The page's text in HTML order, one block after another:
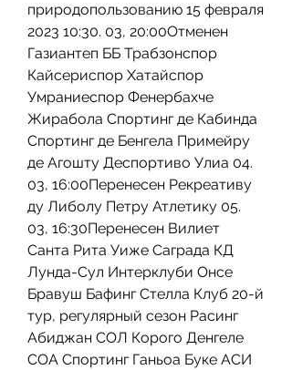
природопользованию 15 февраля
2023 10:30. 03, 20:00Отменен
Газиантеп ББ Трабзонспор
Кайсериспор Хатайспор
Умраниеспор Фенербахче
Жирабола Спортинг де Кабинда
Спортинг де Бенгела Примейру
де Агошту Деспортиво Улиа 04.
03, 16:00Перенесен Рекреативу
ду Либолу Петру Атлетику 05.
03, 16:30Перенесен Вилиет
Санта Рита Уиже Саграда КД
Лунда-Сул Интерклуби Онсе
Бравуш Бафинг Стелла Клуб 20-й
тур, регулярный сезон Расинг
Абиджан СОЛ Корого Денгеле
СОА Спортинг Ганьоа Буке АСИ